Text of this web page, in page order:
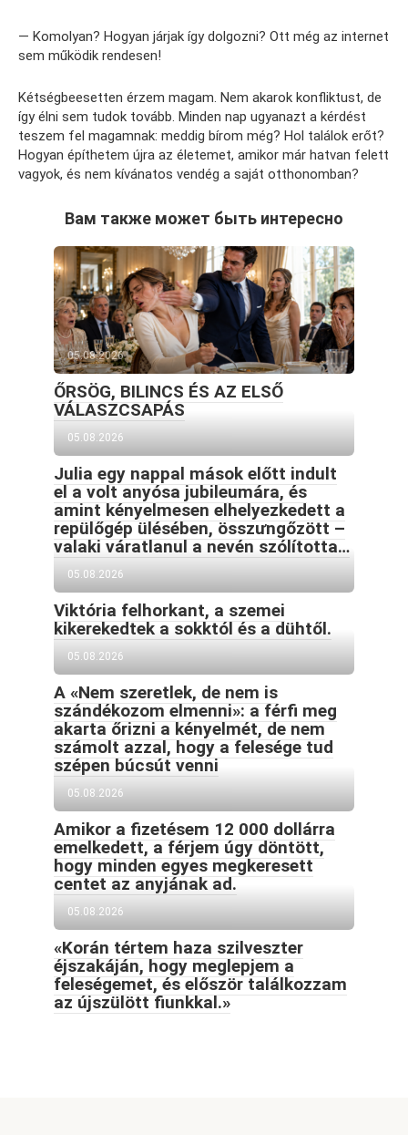
— Komolyan? Hogyan járjak így dolgozni? Ott még az internet
sem működik rendesen!
Kétségbeesetten érzem magam. Nem akarok konfliktust, de
így élni sem tudok tovább. Minden nap ugyanazt a kérdést
teszem fel magamnak: meddig bírom még? Hol találok erőt?
Hogyan építhetem újra az életemet, amikor már hatvan felett
vagyok, és nem kívánatos vendég a saját otthonomban?
Вам также может быть интересно
05.08.2026
ŐRSÖG, BILINCS ÉS AZ ELSŐ
VÁLASZCSAPÁS
05.08.2026
Julia egy nappal mások előtt indult
el a volt anyósa jubileumára, és
amint kényelmesen elhelyezkedett a
repülőgép ülésében, összưngőzött –
valaki váratlanul a nevén szólította…
05.08.2026
Viktória felhorkant, a szemei
kikerekedtek a sokktól és a dühtől.
05.08.2026
A «Nem szeretlek, de nem is
szándékozom elmenni»: a férfi meg
akarta őrizni a kényelmét, de nem
számolt azzal, hogy a felesége tud
szépen búcsút venni
05.08.2026
Amikor a fizetésem 12 000 dollárra
emelkedett, a férjem úgy döntött,
hogy minden egyes megkeresett
centet az anyjának ad.
05.08.2026
«Korán tértem haza szilveszter
éjszakáján, hogy meglepjem a
feleségemet, és először találkozzam
az újszülött fiunkkal.»